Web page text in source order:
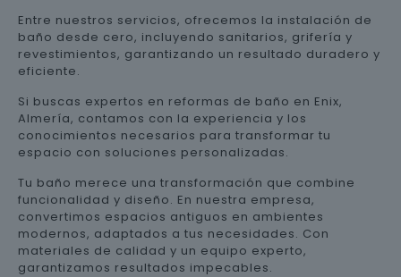
Entre nuestros servicios, ofrecemos la instalación de
baño desde cero, incluyendo sanitarios, grifería y
revestimientos, garantizando un resultado duradero y
eficiente.
Si buscas expertos en reformas de baño en Enix,
Almería, contamos con la experiencia y los
conocimientos necesarios para transformar tu
espacio con soluciones personalizadas.
Tu baño merece una transformación que combine
funcionalidad y diseño. En nuestra empresa,
convertimos espacios antiguos en ambientes
modernos, adaptados a tus necesidades. Con
materiales de calidad y un equipo experto,
garantizamos resultados impecables.